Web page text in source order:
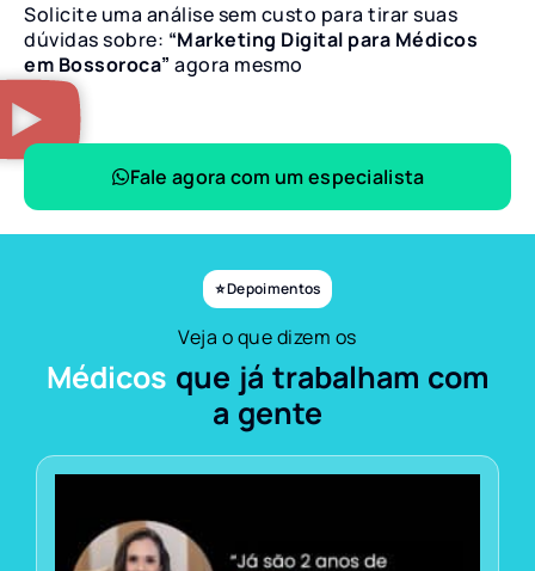
Solicite uma análise sem custo para tirar suas
dúvidas sobre: “Marketing Digital para Médicos
em Bossoroca” agora mesmo
Fale agora com um especialista
⭐ Depoimentos
Veja o que dizem os
Médicos que já trabalham com
a gente